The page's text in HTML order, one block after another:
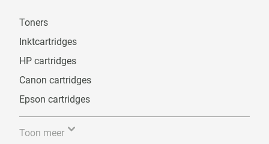
Toners
Inktcartridges
HP cartridges
Canon cartridges
Epson cartridges
Toon meer